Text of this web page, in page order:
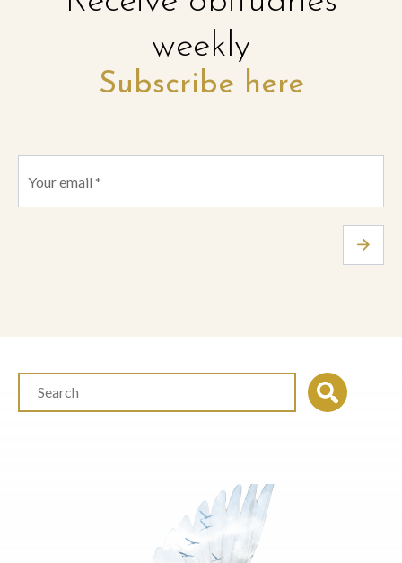
weekly
Subscribe here